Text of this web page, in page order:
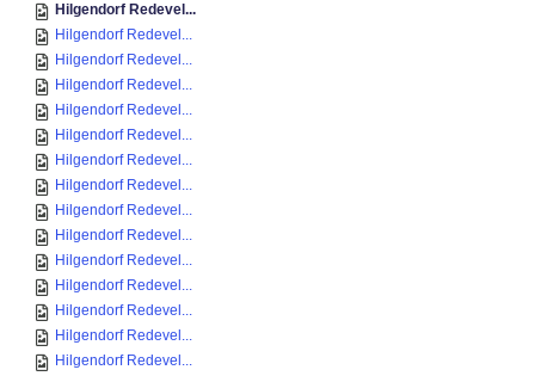
Hilgendorf Redevel...
Hilgendorf Redevel...
Hilgendorf Redevel...
Hilgendorf Redevel...
Hilgendorf Redevel...
Hilgendorf Redevel...
Hilgendorf Redevel...
Hilgendorf Redevel...
Hilgendorf Redevel...
Hilgendorf Redevel...
Hilgendorf Redevel...
Hilgendorf Redevel...
Hilgendorf Redevel...
Hilgendorf Redevel...
Hilgendorf Redevel...